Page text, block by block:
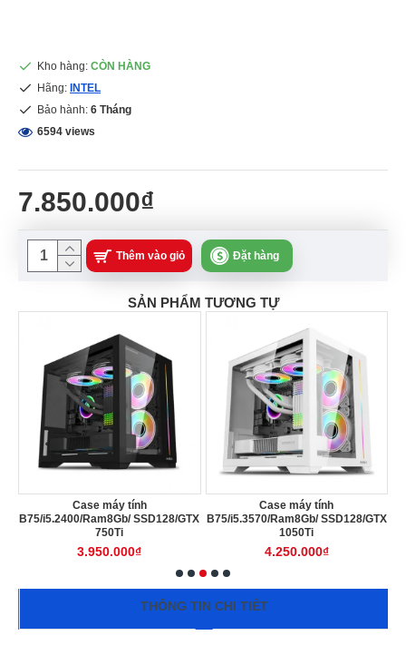
7.850.000₫
Kho hàng: CÒN HÀNG
Hãng: INTEL
Bảo hành: 6 Tháng
6594 views
Thêm vào giỏ Đặt hàng
SẢN PHẨM TƯƠNG TỰ
Case máy tính
B75/i5.2400/Ram8Gb/ SSD128/GTX
750Ti
3.950.000₫
Case máy tính
B75/i5.3570/Ram8Gb/ SSD128/GTX
1050Ti
4.250.000₫
THÔNG TIN CHI TIẾT